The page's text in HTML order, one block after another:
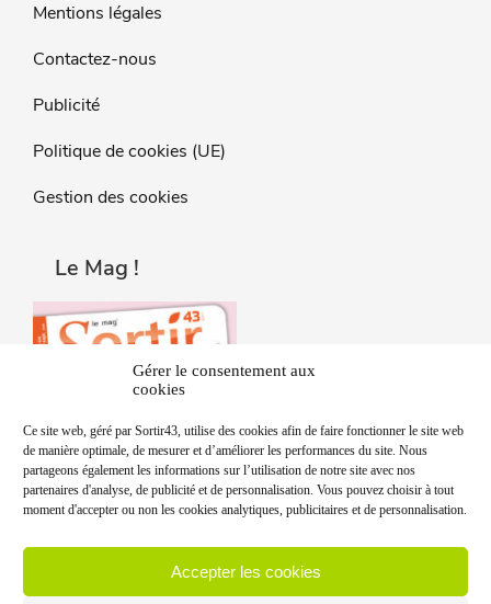
Gérer le consentement aux
cookies
Ce site web, géré par Sortir43, utilise des cookies afin de faire fonctionner le site web
de manière optimale, de mesurer et d’améliorer les performances du site. Nous
partageons également les informations sur l’utilisation de notre site avec nos
partenaires d'analyse, de publicité et de personnalisation. Vous pouvez choisir à tout
moment d'accepter ou non les cookies analytiques, publicitaires et de personnalisation.
Accepter les cookies
Mentions légales
Contactez-nous
Publicité
Politique de cookies (UE)
Gestion des cookies
Le Mag !